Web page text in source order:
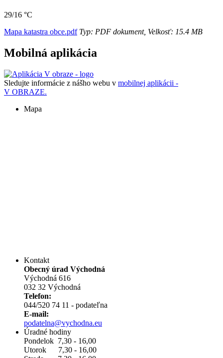
29/16 °C
Mapa katastra obce.pdfTyp: PDF dokument, Velkosť: 15.4 MB
Mobilná aplikácia
Sledujte informácie z nášho webu v mobilnej aplikácii -
V OBRAZE.
Mapa
Kontakt
Obecný úrad Východná
Východná 616
032 32 Východná
Telefon:
044/520 74 11 - podateľna
E-mail:
podatelna@vychodna.eu
Úradné hodiny
Pondelok 7,30 - 16,00
Utorok 7,30 - 16,00